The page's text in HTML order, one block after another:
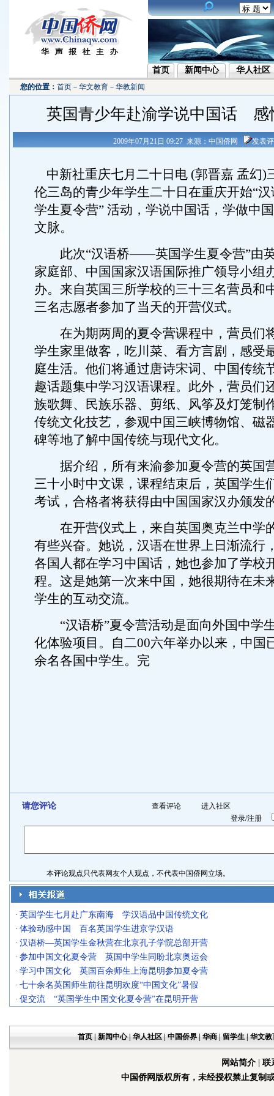
首页 新闻中心 华人社区
您的位置： 首页 － 华文教育 － 华教新闻
英国青少年赴渝学说中国话 感
2009年07月21日 09:27 来源：中国侨网 发表
中新社重庆七月二十日电 (郭晋嘉 孟幻)
伦三岛的青少年学生二十日在重庆开始“
学生夏令营” 活动，学说中国话，学做中
文脉。
此次“汉语桥——英国学生夏令营”由英
家庭部、中国国家汉语国际推广领导小组
办。来自英国三所学校的三十三名营员和
三名志愿者参加了当天的开营仪式。
在为期两周的夏令营课程中，营员们
学生家里做客，吃川菜、看方言剧，感受
庭生活。他们将通过唐诗宋词、中国传统
趣话题集中学习汉语课程。此外，营员们
族歌舞、民族乐器、剪纸、风筝及灯笼制
传统文化技艺，参观中国三峡博物馆、磁
碑等地了解中国传统与现代文化。
据介绍，所有来渝参加夏令营的英国
三十小时中文课，课程结束后，英国学生
考试，合格者将获得由中国国家汉办颁发
在开营仪式上，来自英国奥克兰中学
有些兴奋。她说，汉语在世界上日渐流行
各国人都在学习中国话，她也参加了学校
程。这是她第一次来中国，她很期待在未
学生的互动交流。
“汉语桥”夏令营活动是面向外国中学
化体验项目。自二00六年举办以来，中国
余名各国中学生。完
请您评论 查看评论
进入社区
登录/注册
本评论观点只代表网友个人观点，不代表中国侨网立场。
· 英国学生七月赴广东南海 学汉语品中国传统文化
· 体验动感中国 百名英国学生进京学汉语
· 汉语桥—英国学生金秋营在北京孔子学院总部开营
· 参加中国文化夏令营 英国中学生同盼北京奥运会
· 学习中国文化 英国百余师生上海昆明参加夏令营
· 七十余名英国师生前往昆明欢度“中国文化”暑假
· 促交流 “英国学生中国文化夏令营”在昆明开营
首页| 新闻中心| 华人社区| 中国侨界| 华商| 留学生| 华文教
网站简介| 联
中国侨网版权所有，未经授权禁止复制